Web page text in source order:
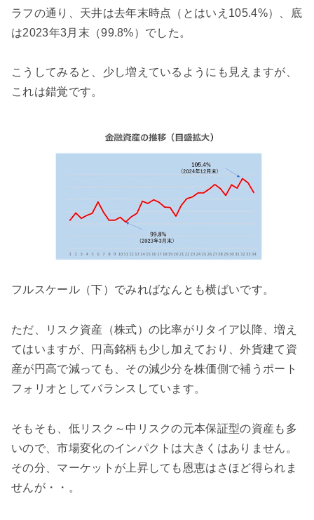
ラフの通り、天井は去年末時点（とはいえ105.4%）、底
は2023年3月末（99.8%）でした。
こうしてみると、少し増えているようにも見えますが、
これは錯覚です。
フルスケール（下）でみればなんとも横ばいです。
ただ、リスク資産（株式）の比率がリタイア以降、増え
てはいますが、円高銘柄も少し加えており、外貨建て資
産が円高で減っても、その減少分を株価側で補うポート
フォリオとしてバランスしています。
そもそも、低リスク～中リスクの元本保証型の資産も多
いので、市場変化のインパクトは大きくはありません。
その分、マーケットが上昇しても恩恵はさほど得られま
せんが・・。